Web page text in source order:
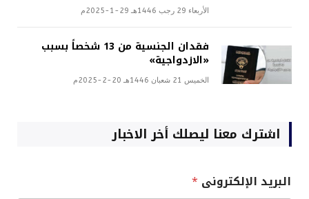
الأربعاء 29 رجب 1446هـ 29-1-2025م
فقدان الجنسية من 13 شخصاً بسبب
«الازدواجية»
الخميس 21 شعبان 1446هـ 20-2-2025م
اشترك معنا ليصلك أخر الاخبار
البريد الإلكترونى *